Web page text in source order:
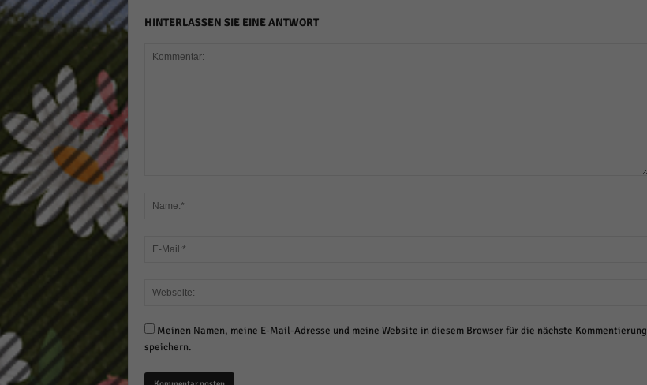
HINTERLASSEN SIE EINE ANTWORT
Meinen Namen, meine E-Mail-Adresse und meine Website in diesem Browser für die nächste Kommentierung
speichern.